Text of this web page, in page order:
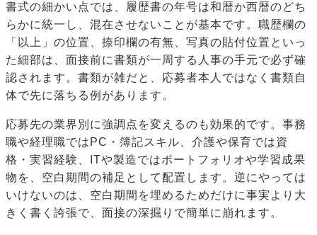
書式の細かい点では、履歴書の年号は和暦か西暦のどち
らかに統一し、混在させないことが基本です。職歴欄の
「以上」の位置、捺印欄の有無、写真の貼付位置といっ
た細部は、面接前に書類が一周する人事の手元で必ず確
認されます。書類が雑だと、応募者本人ではなく書類自
体で先に落ちる例があります。
応募先の業界別に強調点を変えるのも効果的です。事務
職や経理職ではPC・簿記スキル、介護や保育では資
格・実習経験、ITや製造ではポートフォリオや学習成果
物を、空白期間の補足として配置します。逆にやっては
いけないのは、空白期間を埋めるためだけに事実より大
きく書く誇張で、面接の深掘りで簡単に崩れます。